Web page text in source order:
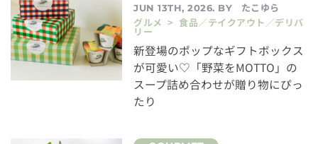
JUN 13TH, 2026. BY
たこゆら
グルメ > 食品／テイクアウト／デリバ
リー
新登場のポップなギフトボックス
が可愛い♡「野菜をMOTTO」の
スープ詰め合わせが贈り物にぴっ
たり